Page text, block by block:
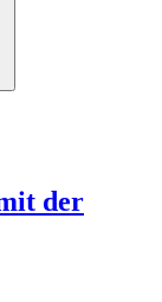
der